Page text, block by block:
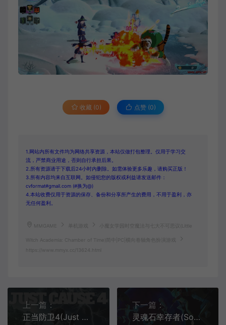
收藏 (0) 点赞 (0)
1.网站内所有文件均为网络共享资源，本站仅做打包整理。仅用于学习交
流，严禁商业用途，否则自行承担后果。
2.所有资源请于下载后24小时内删除。如需体验更多乐趣，请购买正版！
3.所有内容均来自互联网。如侵犯您的版权或利益请发送邮件：
cvformat#gmail.com (#换为@)
4.本站收费仅用于资源的保存、备份和分享所产生的费用，不用于盈利，亦
无任何盈利。
MMGAME 小魔女学园时空魔法与七大不可思议(Little
Witch Academia: Chamber of Time)简中|PC|横向卷轴角色扮演游戏
https://www.mmyx.cc/13624.html
上一篇：
正当防卫4(Just Cause 4)开放世界动作射击游戏|下载
下一篇：
灵魂石幸存者(Soulstone Survivors)割草肉鸽幸存者游戏|下载